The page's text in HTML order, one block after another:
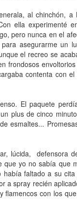
al chinchón,
ella experimenté
pero nunca en el
asegurarme un
el recreo se
frondosos
contenta con
El paquete
plus de cinco
esmaltes...
lúcida,
defensora
yo no sabía que
faltado a su
a spray recién
flamencos con los
al fuego, mi padre lee.
leyendo, la cabeza gris
segundo, la de mi
fin de semana, en un
esté sola, estoy
que soy dos en uno”,
Arendt, y esa frase
que acaba de editarse